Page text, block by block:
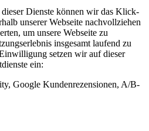
Dienste können wir das Klick-
unserer Webseite nachvollziehen
um unsere Webseite zu
insgesamt laufend zu
setzen wir auf dieser
ein:
Google Kundenrezensionen, A/B-